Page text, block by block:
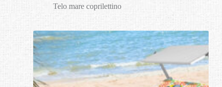
Telo mare coprilettino